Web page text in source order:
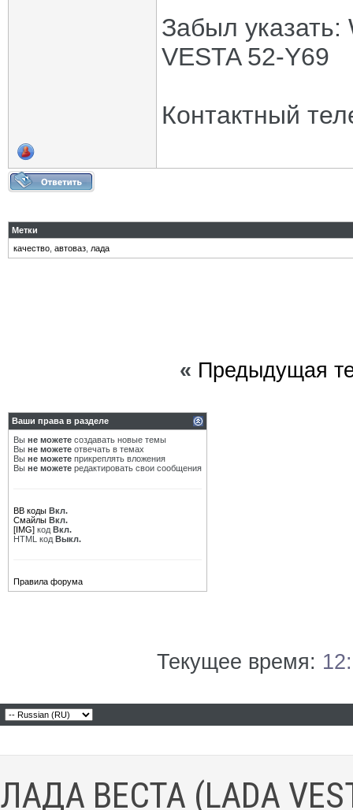
Забыл указать:
VESTA 52-Y69
Контактный
Метки
качество автоваз лада
« Предыдущая
Ваши права в разделе
Вы не можете создавать новые темы
Вы не можете отвечать в темах
Вы не можете прикреплять вложения
Вы не можете редактировать свои сообщения
BB коды Вкл.
Смайлы Вкл.
[IMG] код Вкл.
HTML код Выкл.
Правила форума
Текущее время:
ЛАДА ВЕСТА (LADA